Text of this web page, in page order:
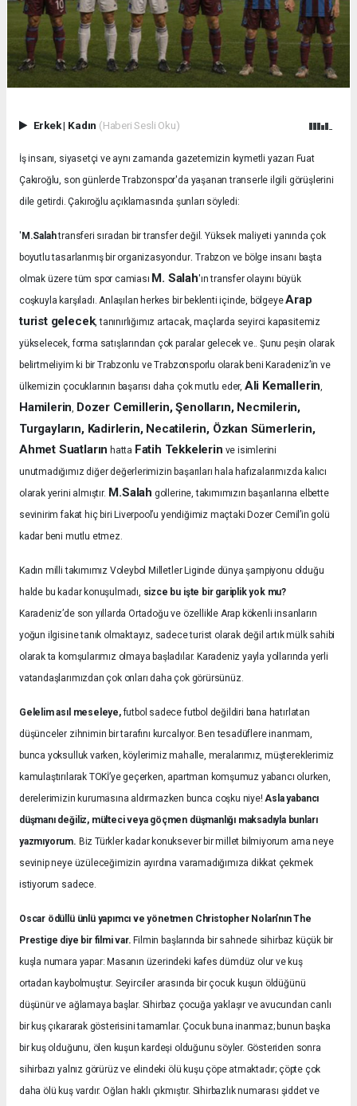
Erkek| Kadın (Haberi Sesli Oku)
İş insanı, siyasetçi ve aynı zamanda gazetemizin kıymetli yazarı Fuat
Çakıroğlu, son günlerde Trabzonspor'da yaşanan transerle ilgili görüşlerini
dile getirdi. Çakıroğlu açıklamasında şunları söyledi:
' M.Salahtransferi sıradan bir transfer değil. Yüksek maliyeti yanında çok
boyutlu tasarlanmış bir organizasyondur.Trabzon ve bölge insanı başta
olmak üzere tüm spor camiası M. Salah'ın transfer olayını büyük
coşkuyla karşıladı.Anlaşılan herkes bir beklenti içinde, bölgeyeArap
turist gelecek, tanınırlığımız artacak, maçlarda seyirci kapasitemiz
yükselecek, forma satışlarından çok paralar gelecek ve.. Şunu peşin olarak
belirtmeliyim ki bir Trabzonlu ve Trabzonsporlu olarak beni Karadeniz’in ve
ülkemizin çocuklarının başarısı daha çok mutlu eder, Ali Kemallerin,
Hamilerin, Dozer Cemillerin, Şenolların, Necmilerin,
Turgayların, Kadirlerin, Necatilerin, Özkan Sümerlerin,
Ahmet Suatların hatta Fatih Tekkelerin ve isimlerini
unutmadığımız diğer değerlerimizin başarıları hala hafızalarımızda kalıcı
olarak yerini almıştır. M.Salah gollerine, takımımızın başarılarına elbette
sevinirim fakat hiç biri Liverpool’u yendiğimiz maçtaki Dozer Cemil’in golü
kadar beni mutlu etmez.
Kadın milli takımımız Voleybol Milletler Liginde dünya şampiyonu olduğu
halde bu kadar konuşulmadı, sizce bu işte bir gariplik yok mu?
Karadeniz’de son yıllarda Ortadoğu ve özellikle Arap kökenli insanların
yoğun ilgisine tanık olmaktayız, sadece turist olarak değil artık mülk sahibi
olarak ta komşularımız olmaya başladılar. Karadeniz yayla yollarında yerli
vatandaşlarımızdan çok onları daha çok görürsünüz.
Gelelim asıl meseleye,futbol sadece futbol değildiri bana hatırlatan
düşünceler zihnimin bir tarafını kurcalıyor. Ben tesadüflere inanmam,
bunca yoksulluk varken, köylerimiz mahalle, meralarımız, müştereklerimiz
kamulaştırılarak TOKİ’ye geçerken, apartman komşumuz yabancı olurken,
derelerimizin kurumasına aldırmazken bunca coşku niye!Asla yabancı
düşmanı değiliz, mülteci veya göçmen düşmanlığı maksadıyla bunları
yazmıyorum. Biz Türkler kadar konuksever bir millet bilmiyorum ama neye
sevinip neye üzüleceğimizin ayırdına varamadığımıza dikkat çekmek
istiyorum sadece.
Oscar ödüllü ünlü yapımcı ve yönetmen Christopher Nolan’nın The
Prestige diye bir filmi var. Filmin başlarında bir sahnede sihirbaz küçük bir
kuşla numara yapar: Masanın üzerindeki kafes dümdüz olur ve kuş
ortadan kaybolmuştur. Seyirciler arasında bir çocuk kuşun öldüğünü
düşünür ve ağlamaya başlar. Sihirbaz çocuğa yaklaşır ve avucundan canlı
bir kuş çıkararak gösterisini tamamlar. Çocuk buna inanmaz; bunun başka
bir kuş olduğunu, ölen kuşun kardeşi olduğunu söyler. Gösteriden sonra
sihirbazı yalnız görürüz ve elindeki ölü kuşu çöpe atmaktadır; çöpte çok
daha ölü kuş vardır. Oğlan haklı çıkmıştır. Sihirbazlık numarası şiddet ve